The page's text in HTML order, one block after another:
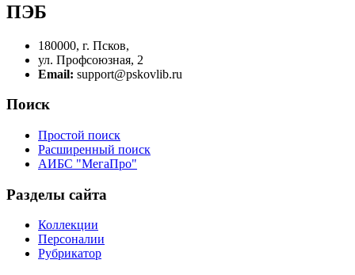
ПЭБ
180000, г. Псков,
ул. Профсоюзная, 2
Email: support@pskovlib.ru
Поиск
Простой поиск
Расширенный поиск
АИБС "МегаПро"
Разделы сайта
Коллекции
Персоналии
Рубрикатор